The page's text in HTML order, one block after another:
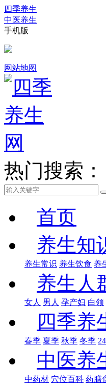
四季养生
中医养生
手机版
网站地图
热门搜索：
首页
养生知
养生常识 养生饮食 养
养生人
女人 男人 孕产妇 白领
四季养
春季 夏季 秋季 冬季
中医养
中药材 穴位百科 药膳